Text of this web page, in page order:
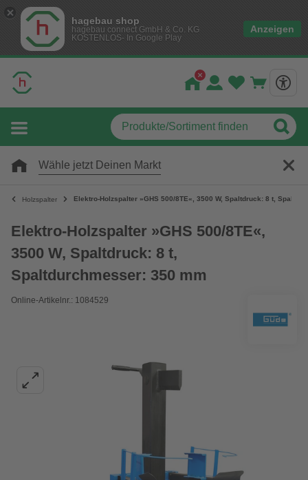
hagebau shop
hagebau connect GmbH & Co. KG
KOSTENLOS- In Google Play
Anzeigen
Wähle jetzt Deinen Markt
Holzspalter Elektro-Holzspalter »GHS 500/8TE«, 3500 W, Spaltdruck: 8 t,
Elektro-Holzspalter »GHS 500/8TE«,
3500 W, Spaltdruck: 8 t,
Spaltdurchmesser: 350 mm
Online-Artikelnr.: 1084529